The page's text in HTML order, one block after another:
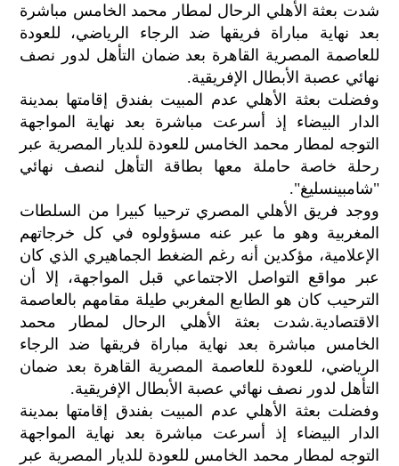
شدت بعثة الأهلي الرحال لمطار محمد الخامس مباشرة
بعد نهاية مباراة فريقها ضد الرجاء الرياضي، للعودة
للعاصمة المصرية القاهرة بعد ضمان التأهل لدور نصف
نهائي عصبة الأبطال الإفريقية.
وفضلت بعثة الأهلي عدم المبيت بفندق إقامتها بمدينة
الدار البيضاء إذ أسرعت مباشرة بعد نهاية المواجهة
التوجه لمطار محمد الخامس للعودة للديار المصرية عبر
رحلة خاصة حاملة معها بطاقة التأهل لنصف نهائي
"شامبينسليغ".
ووجد فريق الأهلي المصري ترحيبا كبيرا من السلطات
المغربية وهو ما عبر عنه مسؤولوه في كل خرجاتهم
الإعلامية، مؤكدين أنه رغم الضغط الجماهيري الذي كان
عبر مواقع التواصل الاجتماعي قبل المواجهة، إلا أن
الترحيب كان هو الطابع المغربي طيلة مقامهم بالعاصمة
الاقتصادية.شدت بعثة الأهلي الرحال لمطار محمد
الخامس مباشرة بعد نهاية مباراة فريقها ضد الرجاء
الرياضي، للعودة للعاصمة المصرية القاهرة بعد ضمان
التأهل لدور نصف نهائي عصبة الأبطال الإفريقية.
وفضلت بعثة الأهلي عدم المبيت بفندق إقامتها بمدينة
الدار البيضاء إذ أسرعت مباشرة بعد نهاية المواجهة
التوجه لمطار محمد الخامس للعودة للديار المصرية عبر